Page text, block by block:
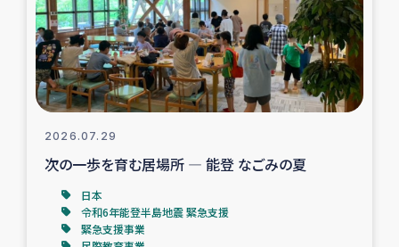
フェアトレード事業
緊急支援事業
女性の生計向上を通じた子どもの栄養改善事業
2026.07.29
次の一歩を育む居場所 ― 能登 なごみの夏
日本
令和6年能登半島地震 緊急支援
緊急支援事業